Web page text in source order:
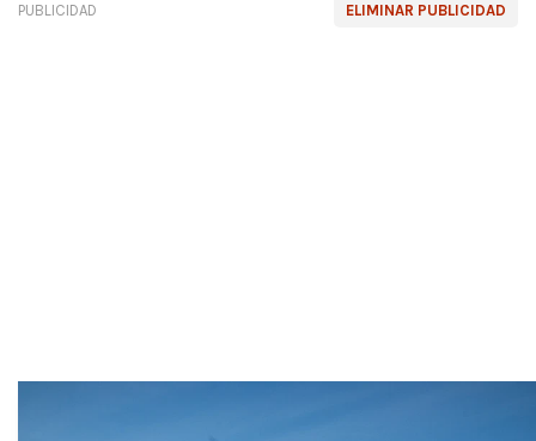
ELIMINAR PUBLICIDAD
PUBLICIDAD